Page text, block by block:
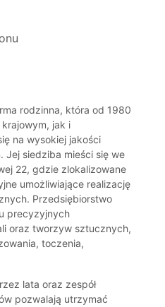
rodzinna, która od 1980
jak i
na wysokiej jakości
Jej siedziba mieści się we
22, gdzie zlokalizowane
umożliwiające realizację
Przedsiębiorstwo
precyzyjnych
oraz tworzyw sztucznych,
toczenia,
lata oraz zespół
pozwalają utrzymać